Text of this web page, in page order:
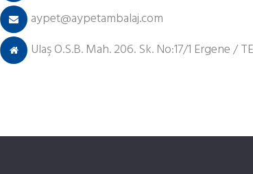
aypet@aypetambalaj.com
Ulaş O.S.B. Mah. 206. Sk. No:17/1 Ergene /